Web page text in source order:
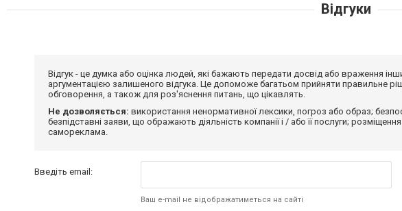
Відгуки
Відгук - це думка або оцінка людей, які бажають передати досвід або враження
аргументацією залишеного відгука. Це допоможе багатьом прийняти правильне
обговорення, а також для роз'яснення питань, що цікавлять.
Не дозволяється: використання ненормативної лексики, погроз або образ;
безпідставні заяви, що ображають діяльність компанії і / або її послуги;
самореклама.
Введіть email:
Ваш e-mail не відображатиметься на сайті